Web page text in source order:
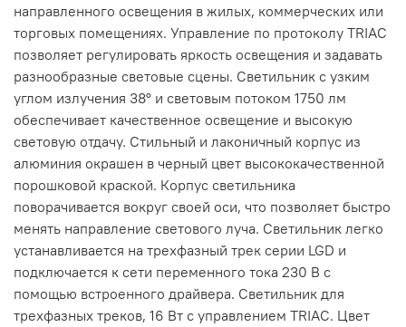
направленного освещения в жилых, коммерческих или
торговых помещениях. Управление по протоколу TRIAC
позволяет регулировать яркость освещения и задавать
разнообразные световые сцены. Светильник с узким
углом излучения 38° и световым потоком 1750 лм
обеспечивает качественное освещение и высокую
световую отдачу. Стильный и лаконичный корпус из
алюминия окрашен в черный цвет высококачественной
порошковой краской. Корпус светильника
поворачивается вокруг своей оси, что позволяет быстро
менять направление светового луча. Светильник легко
устанавливается на трехфазный трек серии LGD и
подключается к сети переменного тока 230 В с
помощью встроенного драйвера. Светильник для
трехфазных треков, 16 Вт с управлением TRIAC. Цвет